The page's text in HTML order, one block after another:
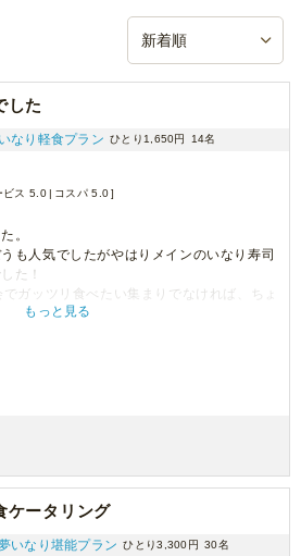
した
なり軽食プラン ひとり1,650円 14名
ビス 5.0 コスパ 5.0
。
も人気でしたがやはりメインのいなり寿司
た！
ガッツリ食べたい集まりでなければ、ちょ
た利用したいです。
もっと見る
ケータリング
いなり堪能プラン ひとり3,300円 30名